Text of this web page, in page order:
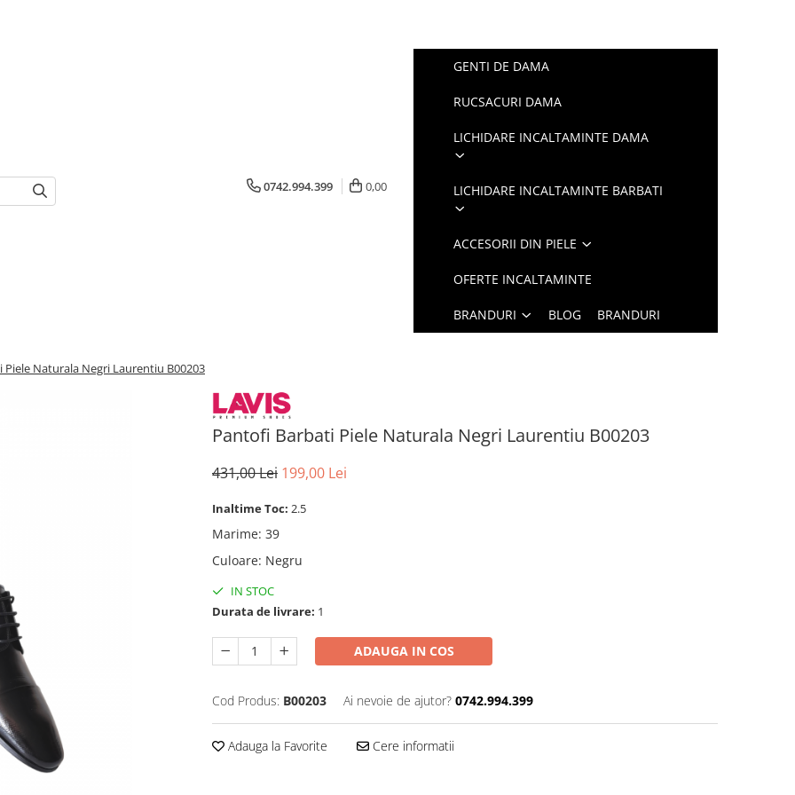
0742.994.399 0,00
GENTI DE DAMA
RUCSACURI DAMA
LICHIDARE INCALTAMINTE DAMA
LICHIDARE INCALTAMINTE BARBATI
ACCESORII DIN PIELE
OFERTE INCALTAMINTE
BRANDURI BLOG BRANDURI
Naturala Negri Laurentiu B00203
Pantofi Barbati Piele Naturala Negri Laurentiu B00203
431,00 Lei 199,00 Lei
Inaltime Toc: 2.5
Marime: 39
Culoare: Negru
IN STOC
Durata de livrare: 1
ADAUGA IN COS
Cod Produs: B00203 Ai nevoie de ajutor? 0742.994.399
Adauga la Favorite Cere informatii